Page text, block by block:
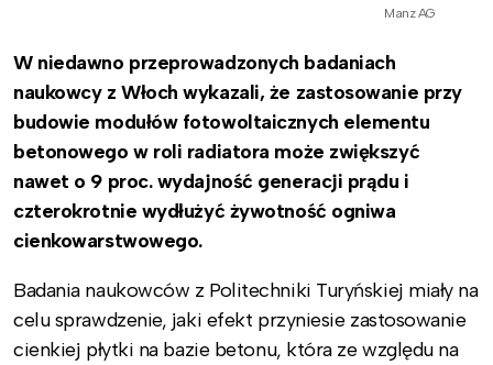
Manz AG
W niedawno przeprowadzonych badaniach
naukowcy z Włoch wykazali, że zastosowanie przy
budowie modułów fotowoltaicznych elementu
betonowego w roli radiatora może zwiększyć
nawet o 9 proc. wydajność generacji prądu i
czterokrotnie wydłużyć żywotność ogniwa
cienkowarstwowego.
Badania naukowców z Politechniki Turyńskiej miały na
celu sprawdzenie, jaki efekt przyniesie zastosowanie
cienkiej płytki na bazie betonu, która ze względu na